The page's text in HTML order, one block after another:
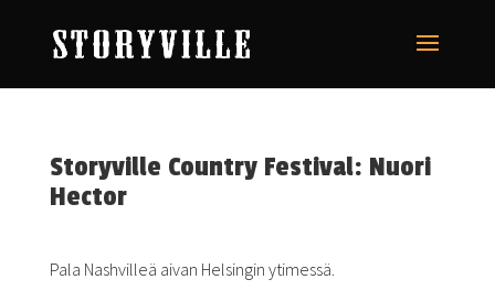
Storyville Country Festival: Nuori
Hector
Pala Nashvilleä aivan Helsingin ytimessä.